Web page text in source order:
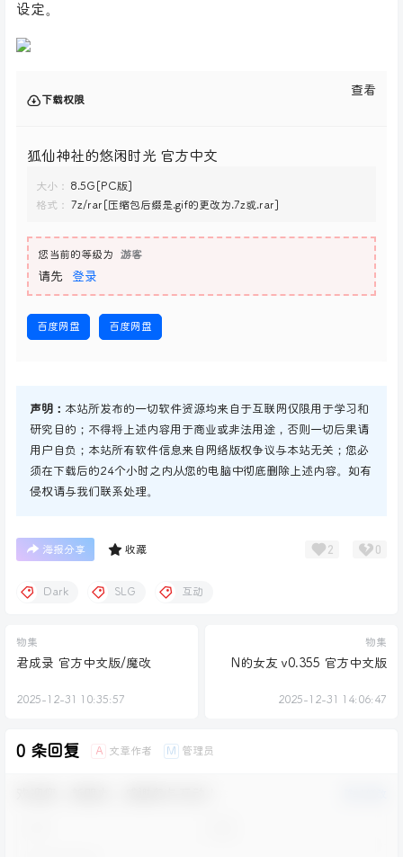
设定。
下载权限
查看
狐仙神社的悠闲时光 官方中文
大小：
8.5G[PC版]
格式：
7z/rar[压缩包后缀是.gif的更改为.7z或.rar]
您当前的等级为 游客
请先 登录
百度网盘 百度网盘
声明： 本站所发布的一切软件资源均来自于互联网仅限用于学习和
研究目的；不得将上述内容用于商业或非法用途，否则一切后果请
用户自负；本站所有软件信息来自网络版权争议与本站无关；您必
须在下载后的24个小时之内从您的电脑中彻底删除上述内容。如有
侵权请与我们联系处理。
海报分享 收藏 2 0
Dark SLG 互动
物集
君成录 官方中文版/魔改
2025-12-31 10:35:57
物集
N的女友 v0.355 官方中文版
2025-12-31 14:06:47
0 条回复 A 文章作者 M 管理员